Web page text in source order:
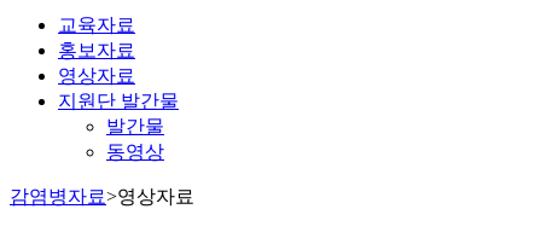
교육자료
홍보자료
영상자료
지원단 발간물
발간물
동영상
감염병자료>영상자료